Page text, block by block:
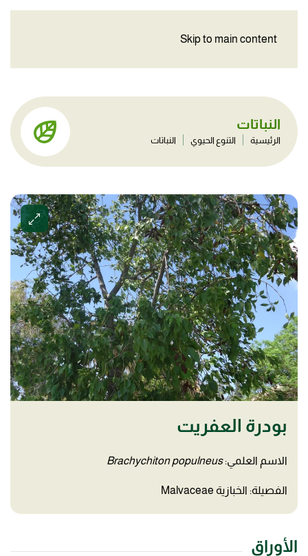
Skip to main content
النباتات
الرئيسية التنوع الحيوي النباتات
بودرة العفريت
الاسم العلمي:Brachychiton populneus
الفصيلة: الخبازية Malvaceae
الأوراق